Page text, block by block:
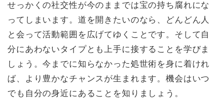
せっかくの社交性が今のままでは宝の持ち腐れにな
ってしまいます。道を開きたいのなら、どんどん人
と会って活動範囲を広げてゆくことです。そして自
分にあわないタイプとも上手に接することを学びま
しょう。今までに知らなかった処世術を身に着けれ
ば、より豊かなチャンスが生まれます。機会はいつ
でも自分の身近にあることを知りましょう。